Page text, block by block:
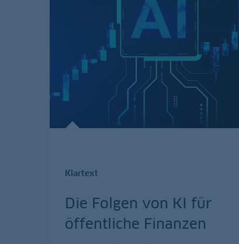
Klartext
Die Folgen von KI für
öffentliche Finanzen